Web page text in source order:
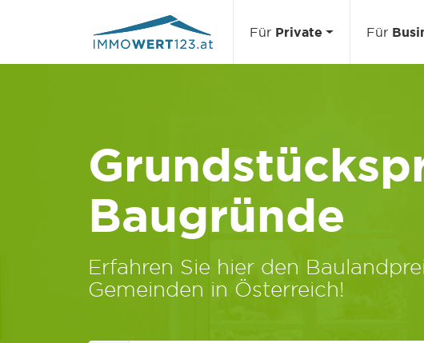
Für Private Für
Baugründe
Erfahren Sie hier den
Gemeinden in Österreich!